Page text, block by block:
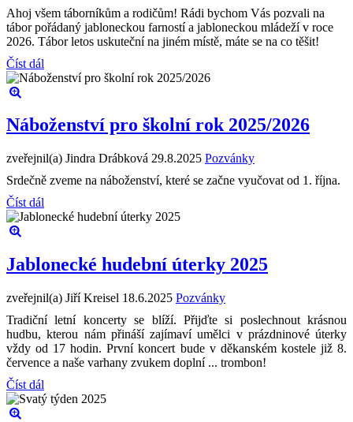
Ahoj všem táborníkům a rodičům! Rádi bychom Vás pozvali na
tábor pořádaný jabloneckou farností a jabloneckou mládeží v roce
2026. Tábor letos uskuteční na jiném místě, máte se na co těšit!
Číst dál
Náboženství pro školní rok 2025/2026
zveřejnil(a) Jindra Drábková 29.8.2025 Pozvánky
Srdečně zveme na náboženství, které se začne vyučovat od 1. října.
Číst dál
Jablonecké hudební úterky 2025
zveřejnil(a) Jiří Kreisel 18.6.2025 Pozvánky
Tradiční letní koncerty se blíží. Přijďte si poslechnout krásnou
hudbu, kterou nám přináší zajímaví umělci v prázdninové úterky
vždy od 17 hodin. První koncert bude v děkanském kostele již 8.
července a naše varhany zvukem doplní ... trombon!
Číst dál